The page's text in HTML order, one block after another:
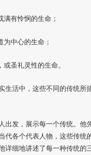
有怜悯的生命；
中心的生命；
圣礼灵性的生命。
生活中，这些不同的传统所
出发，展示每一个传统。他
代各个代表人物，这些传统
详细地讲述了每一种传统的